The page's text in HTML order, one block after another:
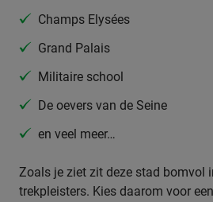
Champs Elysées
Grand Palais
Militaire school
De oevers van de Seine
en veel meer…
Zoals je ziet zit deze stad bomvol
trekpleisters. Kies daarom voor